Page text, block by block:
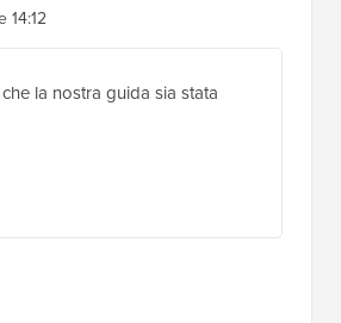
14:12
la nostra guida sia stata